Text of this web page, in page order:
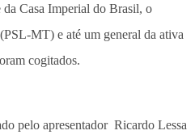
da Casa Imperial do Brasil, o
MT) e até um general da ativa
cogitados.
pelo apresentador Ricardo Lessa